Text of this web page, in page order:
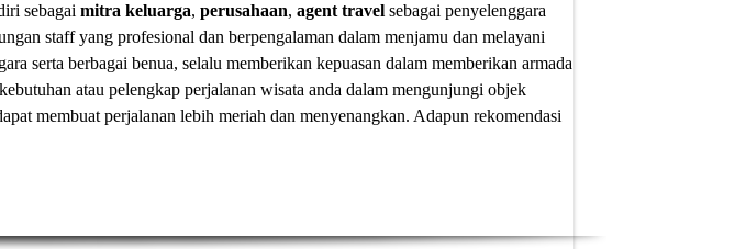
sebagai mitra keluarga, perusahaan, agent travel sebagai penyelenggara
staff yang profesional dan berpengalaman dalam menjamu dan melayani
serta berbagai benua, selalu memberikan kepuasan dalam memberikan armada
atau pelengkap perjalanan wisata anda dalam mengunjungi objek
membuat perjalanan lebih meriah dan menyenangkan. Adapun rekomendasi